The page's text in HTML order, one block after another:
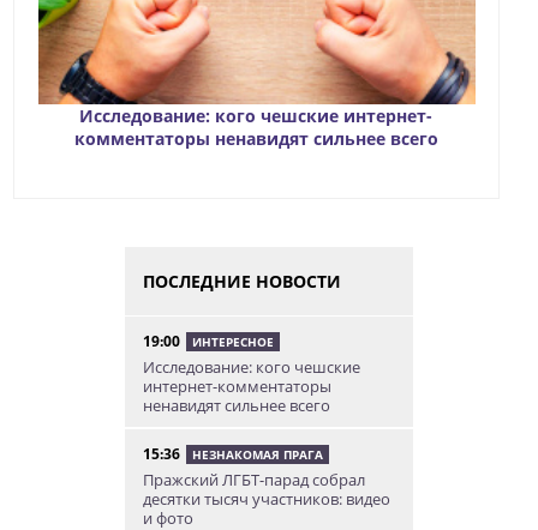
Исследование: кого чешские интернет-
комментаторы ненавидят сильнее всего
ПОСЛЕДНИЕ НОВОСТИ
19:00 ИНТЕРЕСНОЕ
Исследование: кого чешские
интернет-комментаторы
ненавидят сильнее всего
15:36 НЕЗНАКОМАЯ ПРАГА
Пражский ЛГБТ-парад собрал
десятки тысяч участников: видео
и фото